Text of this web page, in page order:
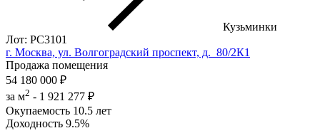
Кузьминки
Лот: РС3101
г. Москва, ул. Волгоградский проспект, д. 80/2К1
Продажа помещения
54 180 000 ₽
за м2 - 1 921 277 ₽
Окупаемость 10.5 лет
Доходность 9.5%